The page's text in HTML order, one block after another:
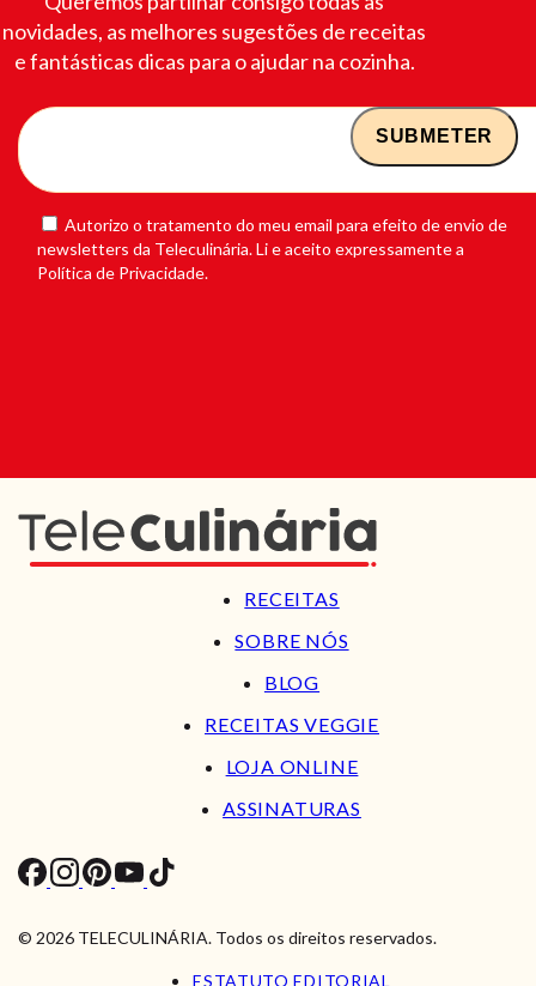
novidades, as melhores sugestões de receitas
e fantásticas dicas para o ajudar na cozinha.
Autorizo o tratamento do meu email para efeito de envio de
newsletters da Teleculinária. Li e aceito expressamente a
Política de Privacidade.
RECEITAS
SOBRE NÓS
BLOG
RECEITAS VEGGIE
LOJA ONLINE
ASSINATURAS
© 2026 TELECULINÁRIA. Todos os direitos reservados.
ESTATUTO EDITORIAL